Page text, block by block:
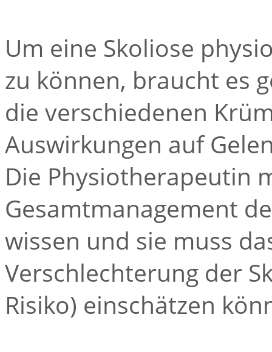
Um eine Skoliose
zu können, braucht es
die verschiedenen
Auswirkungen auf
Die Physiotherapeutin
Gesamtmanagement
wissen und sie muss
Verschlechterung der
Risiko) einschätzen